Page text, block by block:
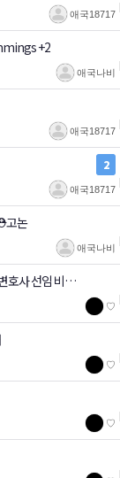
애국18717
+2
애국나비
애국18717
2
애국18717
고논
애국나비
호사 선임 비용
장 등 역임
♡
♡
♡